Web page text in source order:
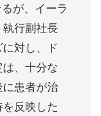
が、イーラ
執行副社長
対し、ド
、十分な
患者が治
反映した